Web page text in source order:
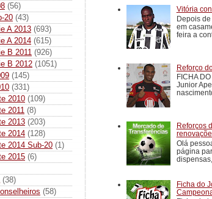
(56)
20 (43)
A 2013 (693)
A 2014 (615)
B 2011 (926)
B 2012 (1051)
(145)
(331)
2010 (109)
2011 (8)
2013 (203)
2014 (128)
2014 Sub-20 (1)
2015 (6)
(38)
(58)
Vitória
Depois
em
feira a
Reforço
FICHA
Junior
Reforços
Olá
página
Ficha do